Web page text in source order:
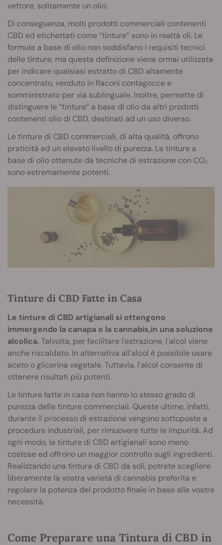
vettore, solitamente un olio.
Di conseguenza, molti prodotti commerciali contenenti
CBD ed etichettati come “tinture” sono in realtà oli. Le
formule a base di olio non soddisfano i requisiti tecnici
delle tinture, ma questa definizione viene ormai utilizzata
per indicare qualsiasi estratto di CBD altamente
concentrato, venduto in flaconi contagocce e
somministrato per via sublinguale. Inoltre, permette di
distinguere le “tinture” a base di olio da altri prodotti
contenenti olio di CBD, destinati ad un uso diverso.
Le tinture di CBD commerciali, di alta qualità, offrono
praticità ed un elevato livello di purezza. Le tinture a
base di olio ottenute da tecniche di estrazione con CO₂
sono estremamente potenti.
Tinture di CBD Fatte in Casa
Le tinture di CBD artigianali si ottengono
immergendo la canapa o la cannabis,in una soluzione
alcolica. Talvolta, per facilitare l'estrazione, l'alcol viene
anche riscaldato. In alternativa all'alcol è possibile usare
aceto o glicerina vegetale. Tuttavia, l'alcol consente di
ottenere risultati più potenti.
Le tinture fatte in casa non hanno lo stesso grado di
purezza delle tinture commerciali. Queste ultime, infatti,
durante il processo di estrazione vengono sottoposte a
procedure industriali, per rimuovere tutte le impurità. Ad
ogni modo, le tinture di CBD artigianali sono meno
costose ed offrono un maggior controllo sugli ingredienti.
Realizzando una tintura di CBD da soli, potrete scegliere
liberamente la vostra varietà di cannabis preferita e
regolare la potenza del prodotto finale in base alle vostre
necessità.
Come Preparare una Tintura di CBD in